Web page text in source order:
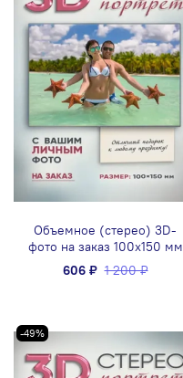
Объемное (стерео) 3D-
фото на заказ 100x150 мм
606 ₽ 1 200 ₽
-49%